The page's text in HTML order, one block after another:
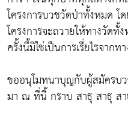
โครงการบวชวัดป่าทั้งหมด โ
โครงการจะถวายให้ทางวัด
ครั้งนี้มิใช่เป็นการเรี่ยไรจาก
ขออนุโมทนาบุญกับผู้สมัครบ
มา ณ ที่นี้ กราบ สาธุ สาธุ ส